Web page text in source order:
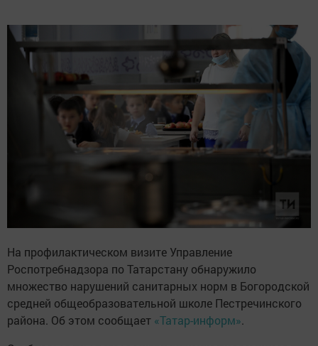
На профилактическом визите Управление
Роспотребнадзора по Татарстану обнаружило
множество нарушений санитарных норм в Богородской
средней общеобразовательной школе Пестречинского
района. Об этом сообщает «Татар-информ».